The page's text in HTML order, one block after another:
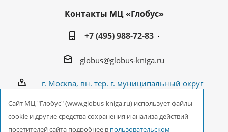
Контакты МЦ «Глобус»
+7 (495) 988-72-83
globus@globus-kniga.ru
г. Москва, вн. тер. г. муниципальный округ
Cайт МЦ "Глобус" (www.globus-kniga.ru) использует файлы
cookie и другие средства сохранения и анализа действий
посетителей сайта подробнее в пользовательском